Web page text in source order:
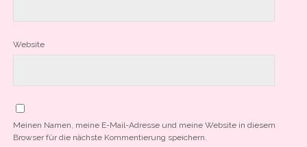
Website
Meinen Namen, meine E-Mail-Adresse und meine Website in diesem
Browser für die nächste Kommentierung speichern.